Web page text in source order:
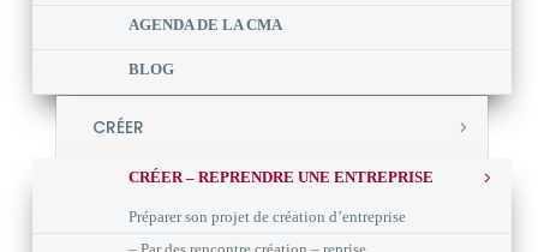
AGENDA DE LA CMA
BLOG
CRÉER
CRÉER – REPRENDRE UNE ENTREPRISE
Préparer son projet de création d’entreprise